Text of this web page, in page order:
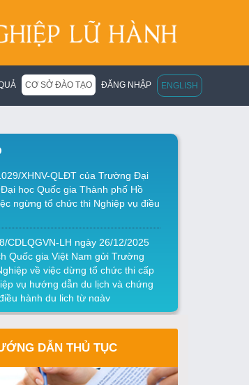
CƠ SỞ ĐÀO TẠO ĐĂNG NHẬP ENGLISH
XHNV-QLĐT của Trường Đại
Đại học Quốc gia Thành phố Hồ
ngừng tổ chức thi Nghiệp vụ điều
CDLQGVN-LH ngày 26/12/2025
Quốc gia Việt Nam gửi Trường
về việc dừng tổ chức thi cấp
vụ hướng dẫn du lịch và chứng
hành du lịch từ ngày
Quốc gia Việt Nam gửi Trường
hội và Nhân văn Hà Nội về việc
cấp chứng chỉ nghiệp vụ hướng
DẪN THỦ TỤC